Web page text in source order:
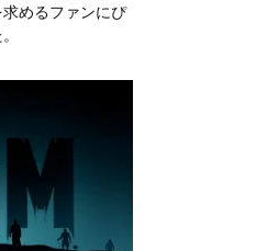
めるファンにぴ